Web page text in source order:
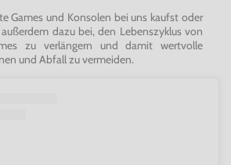
Games und Konsolen bei uns kaufst oder
dazu bei, den Lebenszyklus von
zu verlängern und damit wertvolle
und Abfall zu vermeiden.